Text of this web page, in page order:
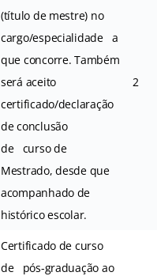
(título de mestre) no
cargo/especialidade a
que concorre. Também
será aceito
certificado/declaração
de conclusão
de curso de
Mestrado, desde que
acompanhado de
histórico escolar.
2
Certificado de curso
de pós-graduação ao